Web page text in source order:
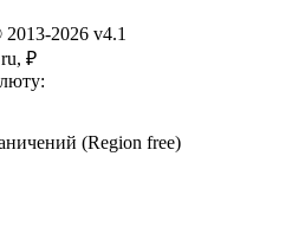
2026 v4.1
₽
(Region free)